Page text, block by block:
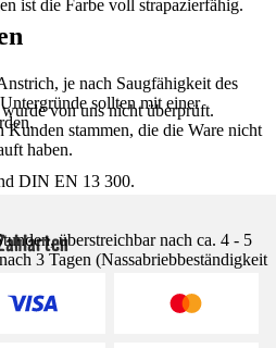
ist die Farbe voll strapazierfähig.
je nach Saugfähigkeit des
sollten mit einer
DIN EN 13 300.
überstreichbar nach ca. 4 - 5
3 Tagen (Nassabriebbeständigkeit
von uns nicht überprüft.
stammen, die die Ware nicht
haben.